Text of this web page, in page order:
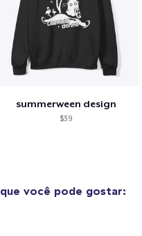
summerween design
$39
que você pode gostar: